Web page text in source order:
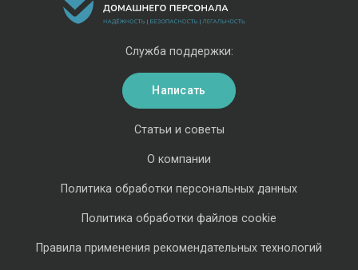
Статьи и советы
О компании
Политика обработки персональных данных
Политика обработки файлов cookie
Правила применения рекомендательных технологий
Служба поддержки:
Написать